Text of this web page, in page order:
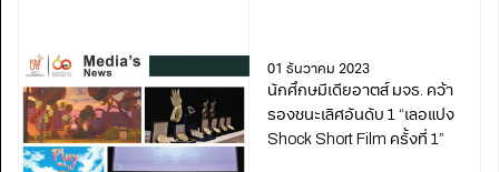
01 ธันวาคม 2023
นักศึกษมีเดียอาตส์ มจธ. คว้า
รองชนะเลิศอันดับ 1 “เลอแปง
Shock Short Film ครั้งที่ 1”